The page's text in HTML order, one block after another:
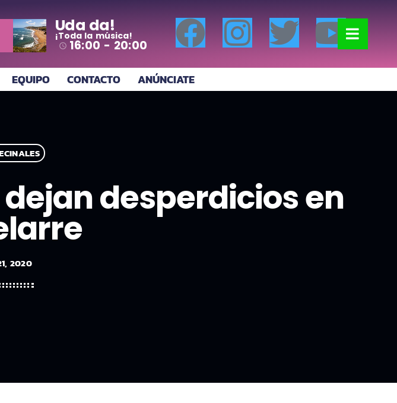
Uda da!
¡Toda la música!
access_time 16:00 - 20:00
EQUIPO CONTACTO ANÚNCIATE
desperdicios en
2020